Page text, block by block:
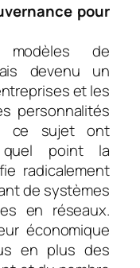
pour
de
devenu un
et les
personnalités
ce sujet ont
quel point la
radicalement
de systèmes
en réseaux.
économique
en plus des